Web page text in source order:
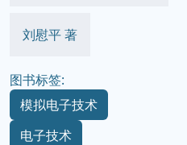
刘慰平 著
图书标签:
模拟电子技术
电子技术